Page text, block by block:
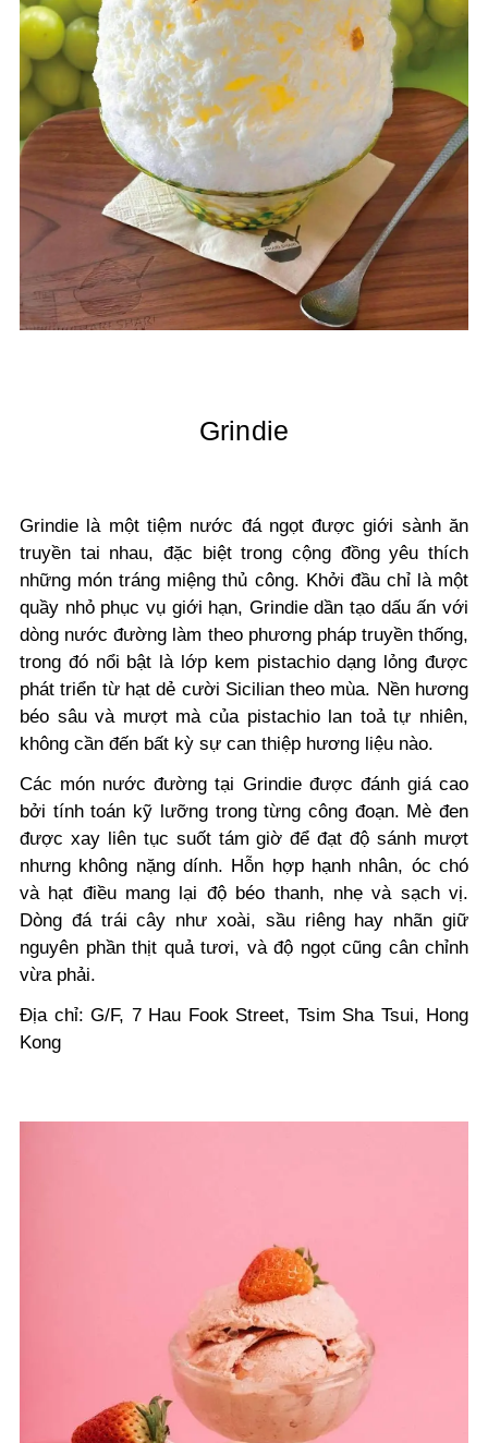
Grindie
Grindie là một tiệm nước đá ngọt được giới sành ăn
truyền tai nhau, đặc biệt trong cộng đồng yêu thích
những món tráng miệng thủ công. Khởi đầu chỉ là một
quầy nhỏ phục vụ giới hạn, Grindie dần tạo dấu ấn với
dòng nước đường làm theo phương pháp truyền thống,
trong đó nổi bật là lớp kem pistachio dạng lỏng được
phát triển từ hạt dẻ cười Sicilian theo mùa. Nền hương
béo sâu và mượt mà của pistachio lan toả tự nhiên,
không cần đến bất kỳ sự can thiệp hương liệu nào.
Các món nước đường tại Grindie được đánh giá cao
bởi tính toán kỹ lưỡng trong từng công đoạn. Mè đen
được xay liên tục suốt tám giờ để đạt độ sánh mượt
nhưng không nặng dính. Hỗn hợp hạnh nhân, óc chó
và hạt điều mang lại độ béo thanh, nhẹ và sạch vị.
Dòng đá trái cây như xoài, sầu riêng hay nhãn giữ
nguyên phần thịt quả tươi, và độ ngọt cũng cân chỉnh
vừa phải.
Địa chỉ: G/F, 7 Hau Fook Street, Tsim Sha Tsui, Hong
Kong